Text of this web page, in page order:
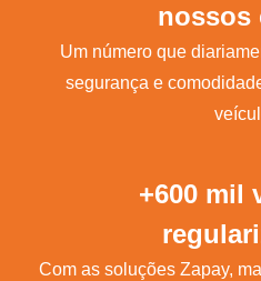
nossos
Um número que
segurança e
+600 mil
Com as soluções Zapay,